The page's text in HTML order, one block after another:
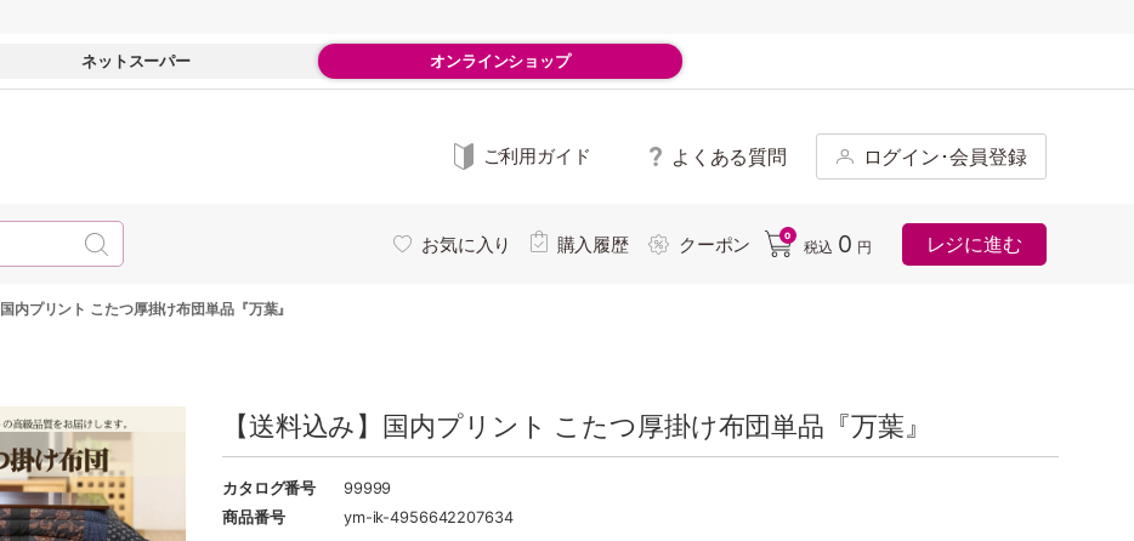
ネットスーパー オンラインショップ
ご利用ガイド よくある質問 ログイン･会員登録
お気に入り 購入履歴 クーポン 0
税込 0 円 レジに進む
国内プリント こたつ厚掛け布団単品『万葉』
【送料込み】国内プリント こたつ厚掛け布団単品『万葉』
カタログ番号
99999
商品番号
ym-ik-4956642207634